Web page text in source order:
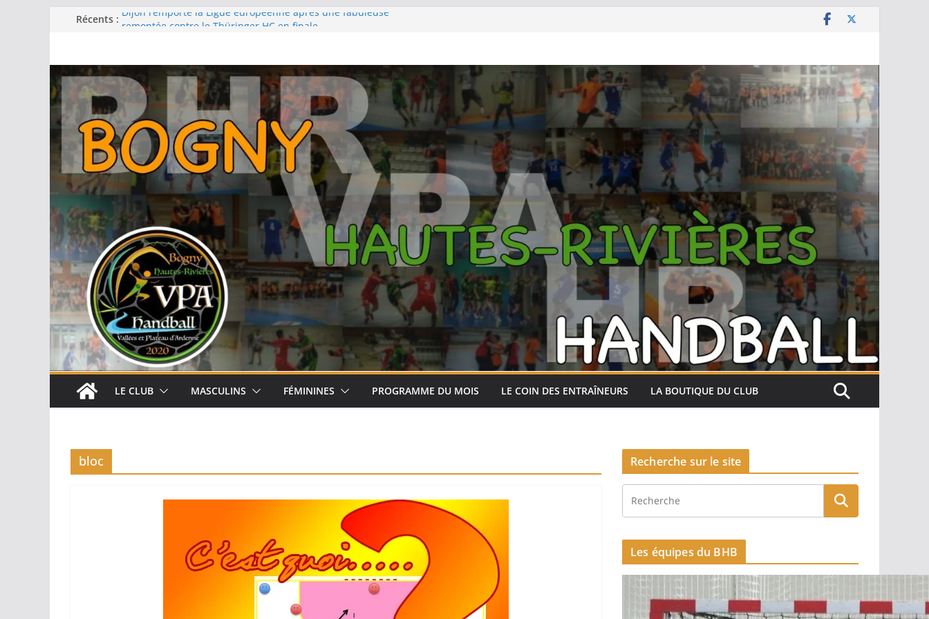
PasserRécents : Dijon remporte la Ligue européenne après une fabuleuse
Barcelone décroche sa 13e Ligue des champions au terme
d’une finale maîtrisée face au Füchse Berlin
Metz remporte la Ligue des champions pour la première
fois après un exploit contre le tenant du titre Györ
Filière féminine : les -18 championnes, les SF1 sur le
podium, -15 et -13 quatrièmes
LE CLUB MASCULINS FÉMININES PROGRAMME DU MOIS LE COIN DES ENTRAÎNEURS LA BOUTIQUE DU CLUB
bloc Recherche sur le site
Les équipes du BHB